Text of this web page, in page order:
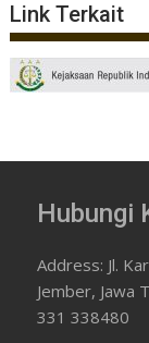
Link Terkait
Hubungi
Address: Jl.
Jember, Jawa
331 338480